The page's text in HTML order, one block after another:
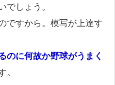
でしょう。
ですから。模写が上達す
のに何故か野球がうまく
。